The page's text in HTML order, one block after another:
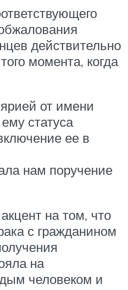
действительно
момента, когда
от имени
статуса
ее в
нам поручение
на том, что
с гражданином
на
человеком и